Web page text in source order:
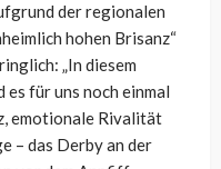
der regionalen
hohen Brisanz“
„In diesem
es für uns noch einmal
emotionale Rivalität
– das Derby an der